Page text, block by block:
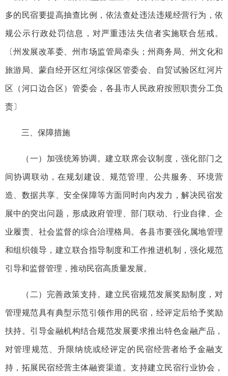
多的民宿要提高抽查比例，依法查处违法违规经营行为，依
规公示行政处罚信息，对严重违法失信者实施联合惩戒。
〔州发展改革委、州市场监管局牵头；州商务局、州文化和
旅游局、蒙自经开区红河综保区管委会、自贸试验区红河片
区（河口边合区）管委会，各县市人民政府按照职责分工负
责〕
三、保障措施
（一）加强统筹协调。建立联席会议制度，强化部门之
间协调联动，在规划建设、规范管理、公共服务、环境营
造、数据共享、安全保障等方面同时向内发力，解决民宿发
展中的突出问题，形成政府管理、部门联动、行业自律、企
业履责、社会监督的综合治理格局。各县市要强化属地管理
和组织领导，建立联合指导制度和工作推进机制，强化规范
引导和监督管理，推动民宿高质量发展。
（二）完善政策支持。建立民宿规范发展奖励制度，对
管理规范具有典型示范引领作用的民宿，经评定后给予奖励
扶持。引导金融机构结合规范发展要求推出特色金融产品，
对管理规范、升限纳统或经评定的民宿经营者给予金融支
持，拓展民宿经营主体融资渠道。支持建立民宿行业协会，